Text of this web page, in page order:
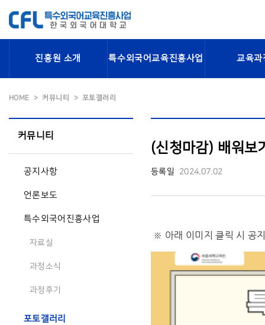
진흥원 소개 특수외국어교육진흥사업 교육과
HOME 커뮤니티 포토갤러리
커뮤니티
공지사항
언론보도
특수외국어진흥사업
자료실
과정소식
과정후기
포토갤러리
(신청마감) 배워
등록일 2024.07.02
※ 아래 이미지 클릭 시 공